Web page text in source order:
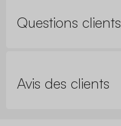
Questions clients
Avis des clients